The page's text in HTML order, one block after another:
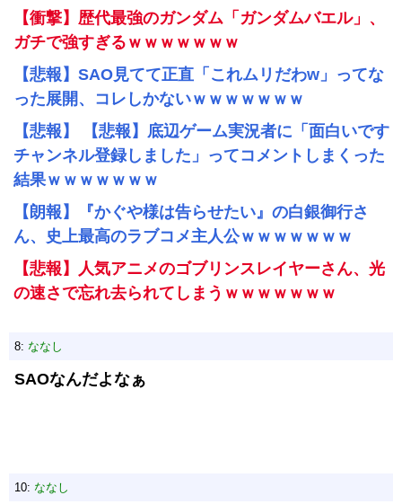
【衝撃】歴代最強のガンダム「ガンダムバエル」、
ガチで強すぎるｗｗｗｗｗｗｗ
【悲報】SAO見てて正直「これムリだわw」ってな
った展開、コレしかないｗｗｗｗｗｗｗ
【悲報】 【悲報】底辺ゲーム実況者に「面白いです
チャンネル登録しました」ってコメントしまくった
結果ｗｗｗｗｗｗｗ
【朗報】『かぐや様は告らせたい』の白銀御行さ
ん、史上最高のラブコメ主人公ｗｗｗｗｗｗｗ
【悲報】人気アニメのゴブリンスレイヤーさん、光
の速さで忘れ去られてしまうｗｗｗｗｗｗｗ
8: ななし
SAOなんだよなぁ
10: ななし